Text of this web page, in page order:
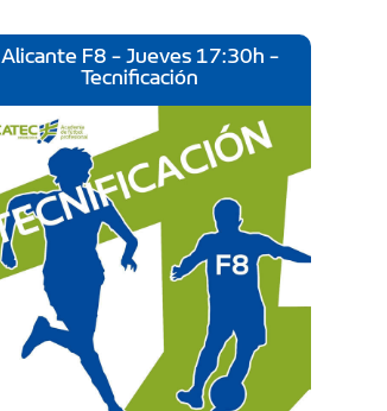
Alicante F8 - Jueves 17:30h -
Tecnificación